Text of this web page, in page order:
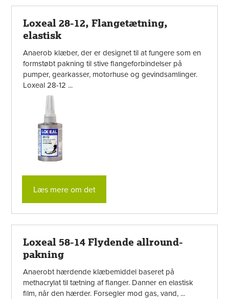
Loxeal 28-12, Flangetætning,
elastisk
Anaerob klæber, der er designet til at fungere som en
formstøbt pakning til stive flangeforbindelser på
pumper, gearkasser, motorhuse og gevindsamlinger.
Loxeal 28-12 ...
Læs mere om det
Loxeal 58-14 Flydende allround-
pakning
Anaerobt hærdende klæbemiddel baseret på
methacrylat til tætning af flanger. Danner en elastisk
film, når den hærder. Forsegler mod gas, vand, ...